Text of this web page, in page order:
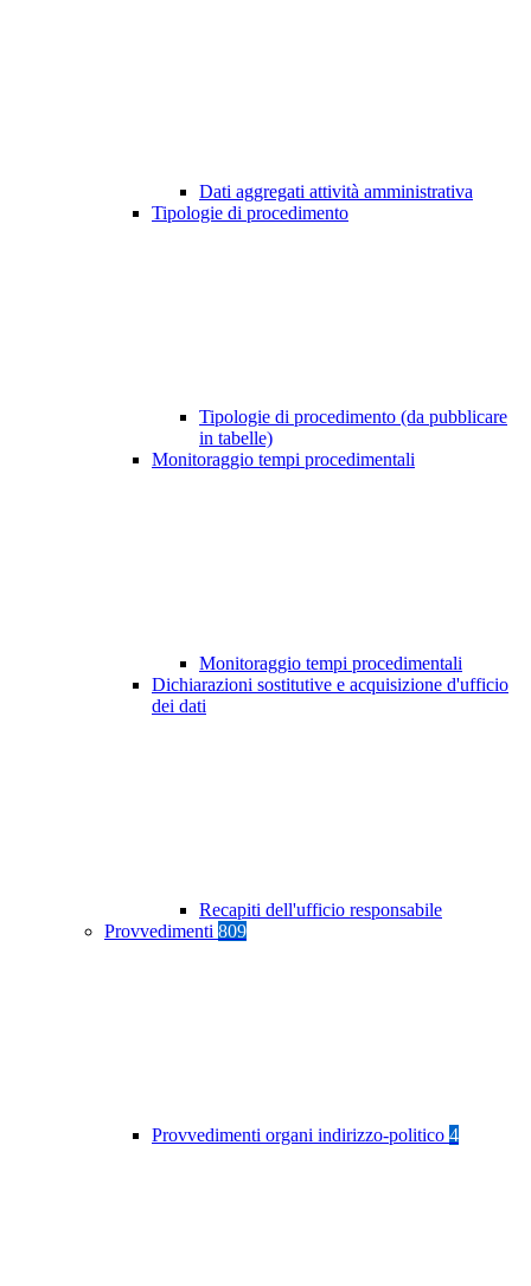
Dati aggregati attività amministrativa
Tipologie di procedimento
Tipologie di procedimento (da pubblicare
in tabelle)
Monitoraggio tempi procedimentali
Monitoraggio tempi procedimentali
Dichiarazioni sostitutive e acquisizione d'ufficio
dei dati
Recapiti dell'ufficio responsabile
Provvedimenti 809
Provvedimenti organi indirizzo-politico 4